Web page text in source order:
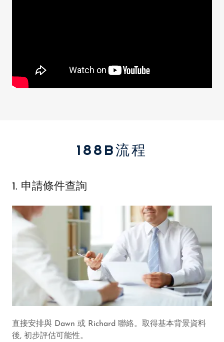
188B流程
1. 申請條件查詢
直接安排與 Dawn 或 Richard 聯絡。取得基本背景資料
後, 初步評估可能性。